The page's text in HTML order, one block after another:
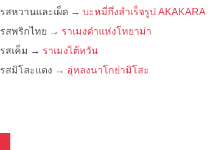
รสหวานและเผ็ด → บะหมี่กึ่งสำเร็จรูป AKAKARA
รสพริกไทย → ราเมงดำแห่งโทยาม่า
รสเค็ม → ราเมงไต้หวัน
รสมิโสะแดง → อุ่หลงนาโกย่ามิโสะ